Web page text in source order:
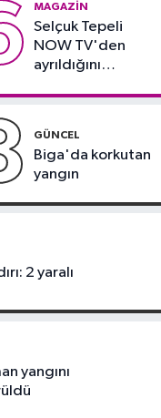
MAGAZIN
Selçuk Tepeli
NOW TV'den
ayrıldığını
GÜNCEL
Biga'da korkutan
yangın
2 yaralı
yangını